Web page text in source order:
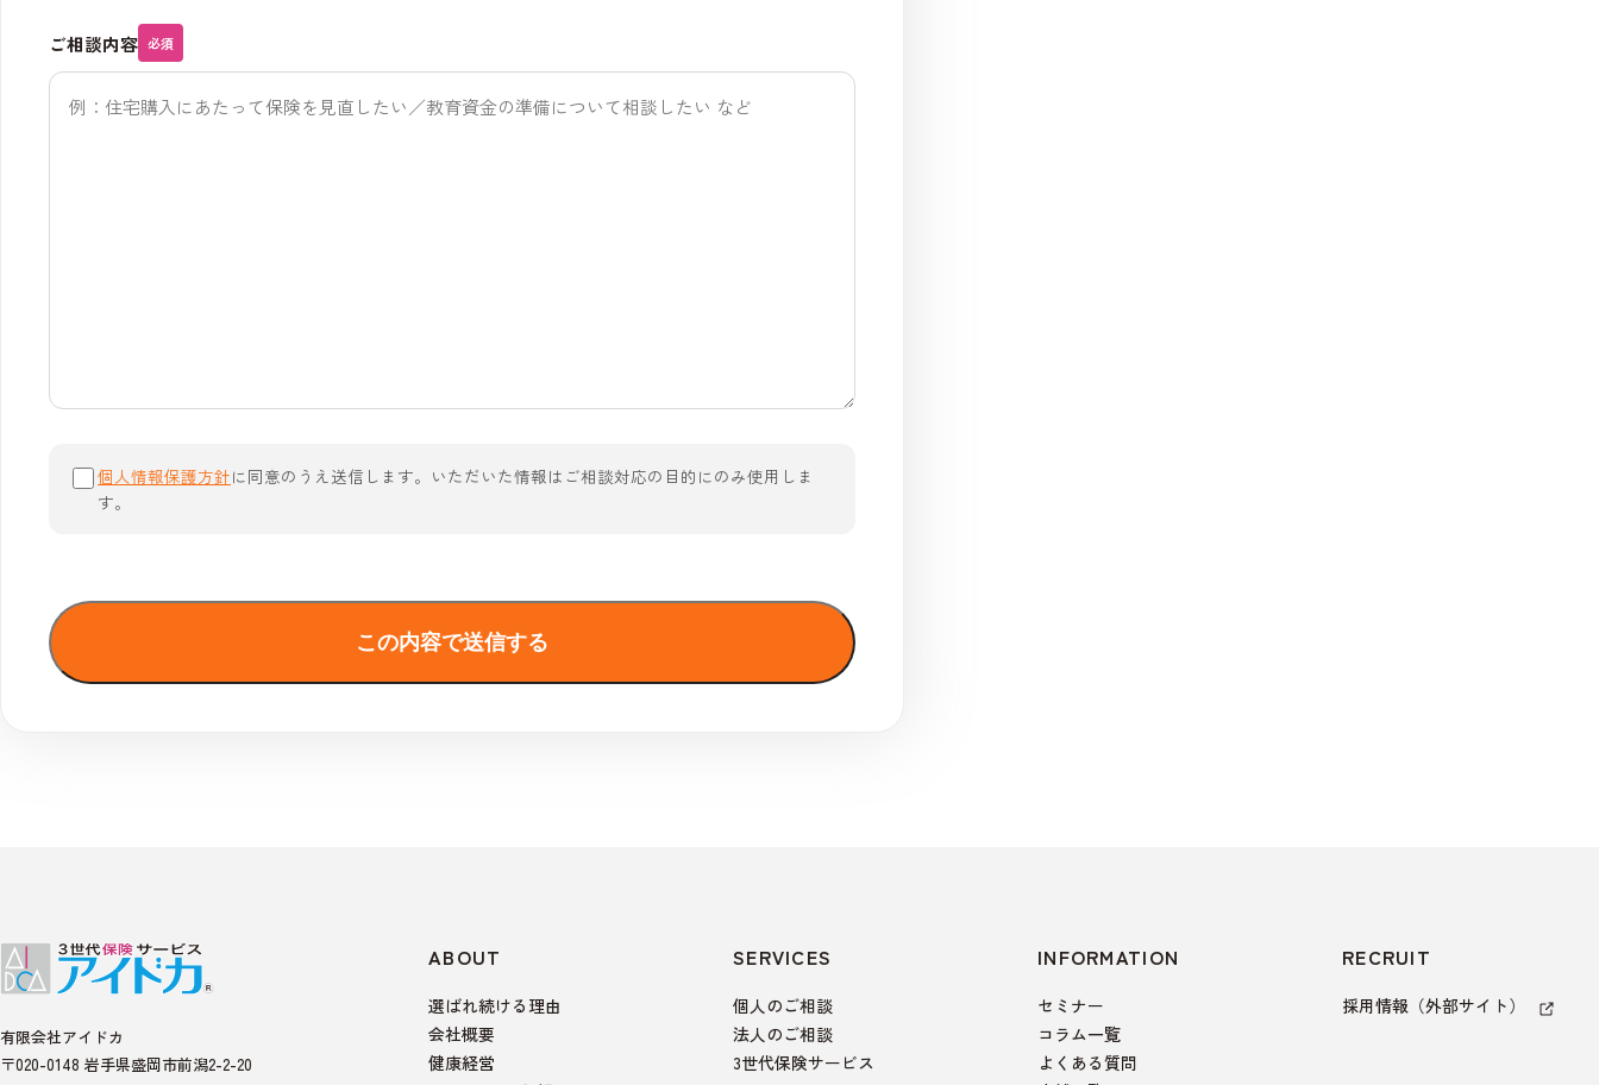
ご相談内容 必須
個人情報保護方針に同意のうえ送信します。いただいた情報はご相談対応の目的にのみ使用しま
す。
有限会社アイドカ
〒020-0148 岩手県盛岡市前潟2-2-20
ABOUT
選ばれ続ける理由
会社概要
健康経営
SERVICES
個人のご相談
法人のご相談
3世代保険サービス
INFORMATION
セミナー
コラム一覧
よくある質問
RECRUIT
採用情報（外部サイト）